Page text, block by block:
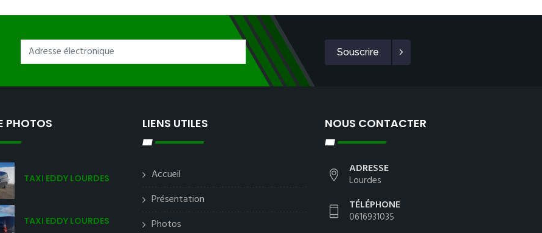
Souscrire
PHOTOS
TAXI EDDY LOURDES
TAXI EDDY LOURDES
LIENS UTILES
Accueil
Présentation
Photos
NOUS CONTACTER
ADRESSE
Lourdes
TÉLÉPHONE
0616931035